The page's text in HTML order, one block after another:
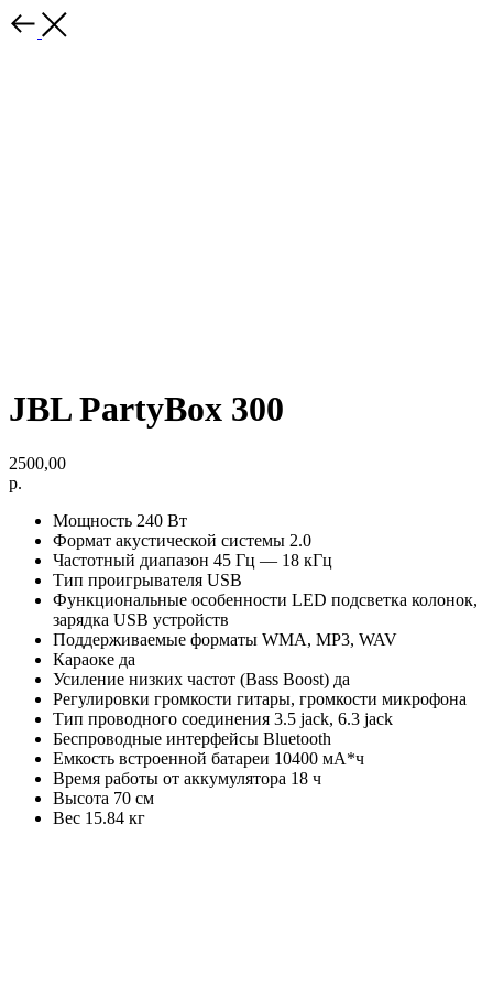
JBL PartyBox 300
2500,00
р.
Мощность 240 Вт
Формат акустической системы 2.0
Частотный диапазон 45 Гц — 18 кГц
Тип проигрывателя USB
Функциональные особенности LED подсветка колонок,
зарядка USB устройств
Поддерживаемые форматы WMA, MP3, WAV
Караоке да
Усиление низких частот (Bass Boost) да
Регулировки громкости гитары, громкости микрофона
Тип проводного соединения 3.5 jack, 6.3 jack
Беспроводные интерфейсы Bluetooth
Емкость встроенной батареи 10400 мА*ч
Время работы от аккумулятора 18 ч
Высота 70 см
Вес 15.84 кг